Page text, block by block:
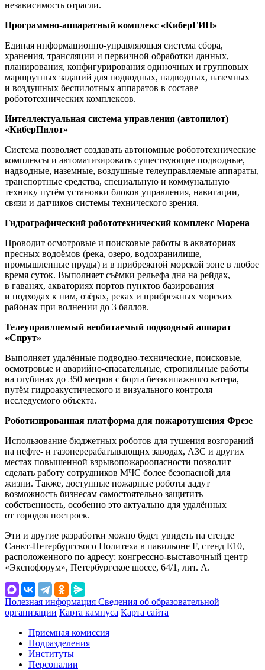
независимость отрасли.
Программно-аппаратный комплекс «КиберГИП»
Единая информационно-управляющая система сбора,
хранения, трансляции и первичной обработки данных,
планирования, конфигурирования одиночных и групповых
маршрутных заданий для подводных, надводных, наземных
и воздушных беспилотных аппаратов в составе
робототехнических комплексов.
Интеллектуальная система управления (автопилот)
«КиберПилот»
Система позволяет создавать автономные робототехнические
комплексы и автоматизировать существующие подводные,
надводные, наземные, воздушные телеуправляемые аппараты,
транспортные средства, специальную и коммунальную
технику путём установки блоков управления, навигации,
связи и датчиков системы технического зрения.
Гидрографический робототехнический комплекс Морена
Проводит осмотровые и поисковые работы в акваториях
пресных водоёмов (река, озеро, водохранилище,
промышленные пруды) и в прибрежной морской зоне в любое
время суток. Выполняет съёмки рельефа дна на рейдах,
в гаванях, акваториях портов пунктов базирования
и подходах к ним, озёрах, реках и прибрежных морских
районах при волнении до 3 баллов.
Телеуправляемый необитаемый подводный аппарат
«Спрут»
Выполняет удалённые подводно-технические, поисковые,
осмотровые и аварийно-спасательные, стропильные работы
на глубинах до 350 метров с борта безэкипажного катера,
путём гидроакустического и визуального контроля
исследуемого объекта.
Роботизированная платформа для пожаротушения Фрезе
Использование бюджетных роботов для тушения возгораний
на нефте- и газоперерабатывающих заводах, АЗС и других
местах повышенной взрывопожароопасности позволит
сделать работу сотрудников МЧС более безопасной для
жизни. Также, доступные пожарные роботы дадут
возможность бизнесам самостоятельно защитить
собственность, особенно это актуально для удалённых
от городов построек.
Эти и другие разработки можно будет увидеть на стенде
Санкт-Петербургского Политеха в павильоне F, стенд E10,
расположенного по адресу: конгрессно-выставочный центр
«Экспофорум», Петербургское шоссе, 64/1, лит. А.
Полезная информация Сведения об образовательной
организации Карта кампуса Карта сайта
Приемная комиссия
Подразделения
Институты
Персоналии